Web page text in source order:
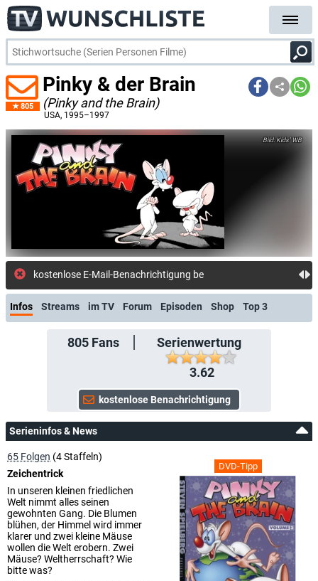
805
Pinky & der Brain
(Pinky and the Brain)
USA, 1995–1997
Kids' WB
Infos Streams im TV Forum Episoden Shop Top 3
805Fans
Serienwertung
3.62
Serieninfos & News
DVD-Tipp
65 Folgen (4 Staffeln)
Zeichentrick
In unseren kleinen friedlichen
Welt nimmt alles seinen
gewohnten Gang. Die Blumen
blühen, der Himmel wird immer
klarer und zwei kleine Mäuse
wollen die Welt erobern. Zwei
Mäuse? Weltherrschaft? Wie
bitte was?